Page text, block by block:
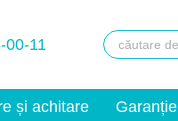
00-11
și achitare Garanție